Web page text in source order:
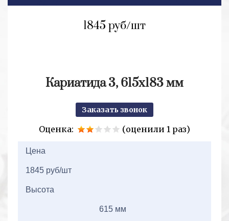
1845 руб/шт
Кариатида 3, 615x183 мм
Заказать звонок
Оценка:
(оценили 1 раз)
Цена
1845 руб/шт
Высота
615 мм